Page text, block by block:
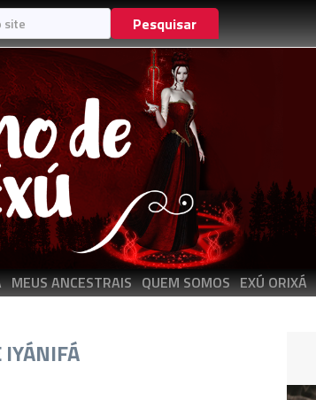
Pesquisar
MEUS ANCESTRAIS QUEM SOMOS EXÚ ORIXÁ